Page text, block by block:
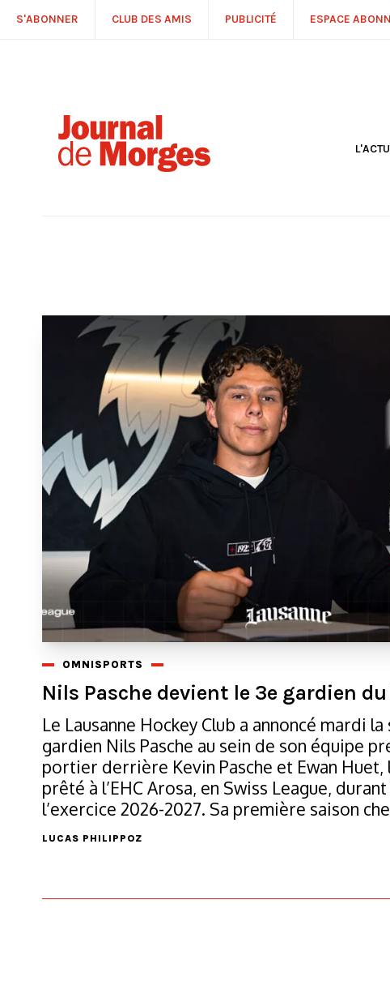
S'ABONNER CLUB DES AMIS PUBLICITÉ ESPACE
L'ACTU
OMNISPORTS
Nils Pasche devient le 3e gardien du
Le Lausanne Hockey Club a annoncé mardi
gardien Nils Pasche au sein de son équipe
portier derrière Kevin Pasche et Ewan
prêté à l’EHC Arosa, en Swiss League,
l’exercice 2026-2027. Sa première saison
LUCAS PHILIPPOZ